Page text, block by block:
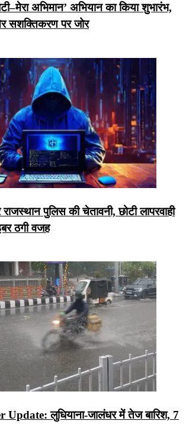
अभिमान’ अभियान का किया शुभारंभ,
सशक्तिकरण पर जोर
राजस्थान पुलिस की चेतावनी, छोटी लापरवाही
ठगी वजह
लुधियाना-जालंधर में तेज बारिश, 7